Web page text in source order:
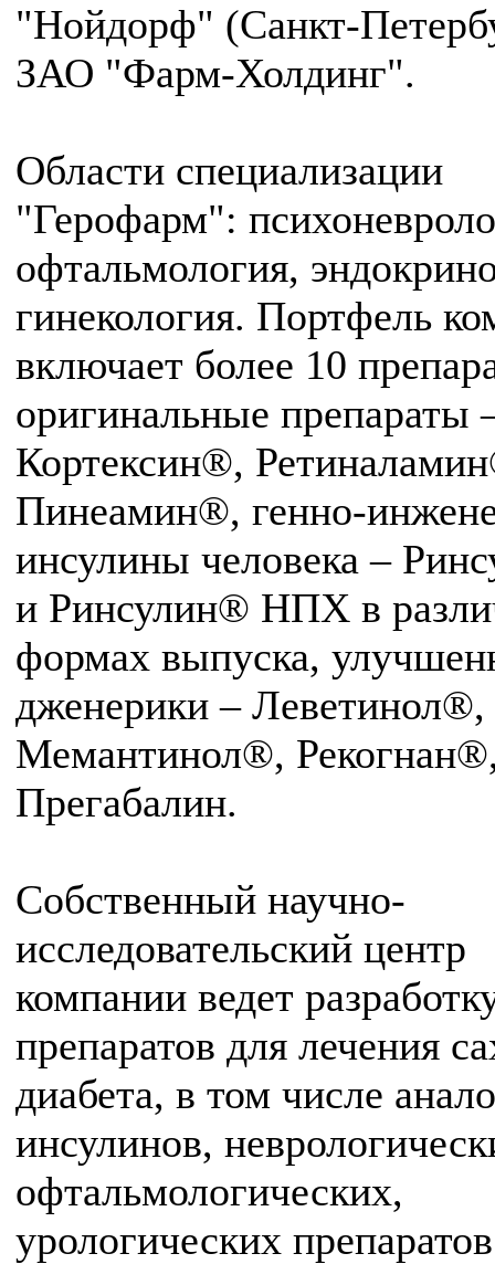
"Нойдорф" (Санкт-
ЗАО "Фарм-Холдинг".
Области специализации
"Герофарм":
офтальмология,
гинекология. Портфель
включает более 10
оригинальные препараты
Кортексин®,
Пинеамин®, генно-
инсулины человека –
и Ринсулин® НПХ в
формах выпуска,
дженерики – Леветинол®,
Мемантинол®,
Прегабалин.
Собственный научно-
исследовательский центр
компании ведет
препаратов для лечения
диабета, в том числе
инсулинов,
офтальмологических,
урологических